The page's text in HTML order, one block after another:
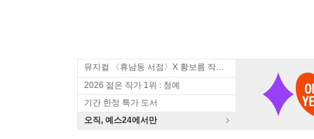
뮤지컬 〈휴남동 서점〉X 황보름 작가 북토크
2026 젊은 작가 1위 : 청예
기간 한정 특가 도서
오직, 예스24에서만